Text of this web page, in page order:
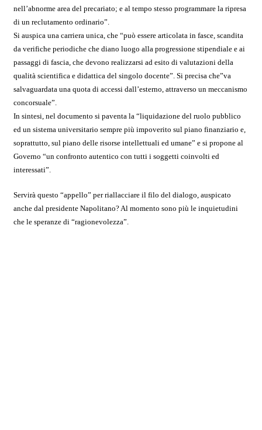
nell’abnorme area del precariato; e al tempo stesso programmare la ripresa
di un reclutamento ordinario”.
Si auspica una carriera unica, che “può essere articolata in fasce, scandita
da verifiche periodiche che diano luogo alla progressione stipendiale e ai
passaggi di fascia, che devono realizzarsi ad esito di valutazioni della
qualità scientifica e didattica del singolo docente”. Si precisa che”va
salvaguardata una quota di accessi dall’esterno, attraverso un meccanismo
concorsuale”.
In sintesi, nel documento si paventa la “liquidazione del ruolo pubblico
ed un sistema universitario sempre più impoverito sul piano finanziario e,
soprattutto, sul piano delle risorse intellettuali ed umane” e si propone al
Governo “un confronto autentico con tutti i soggetti coinvolti ed
interessati”.
Servirà questo “appello” per riallacciare il filo del dialogo, auspicato
anche dal presidente Napolitano? Al momento sono più le inquietudini
che le speranze di “ragionevolezza”.